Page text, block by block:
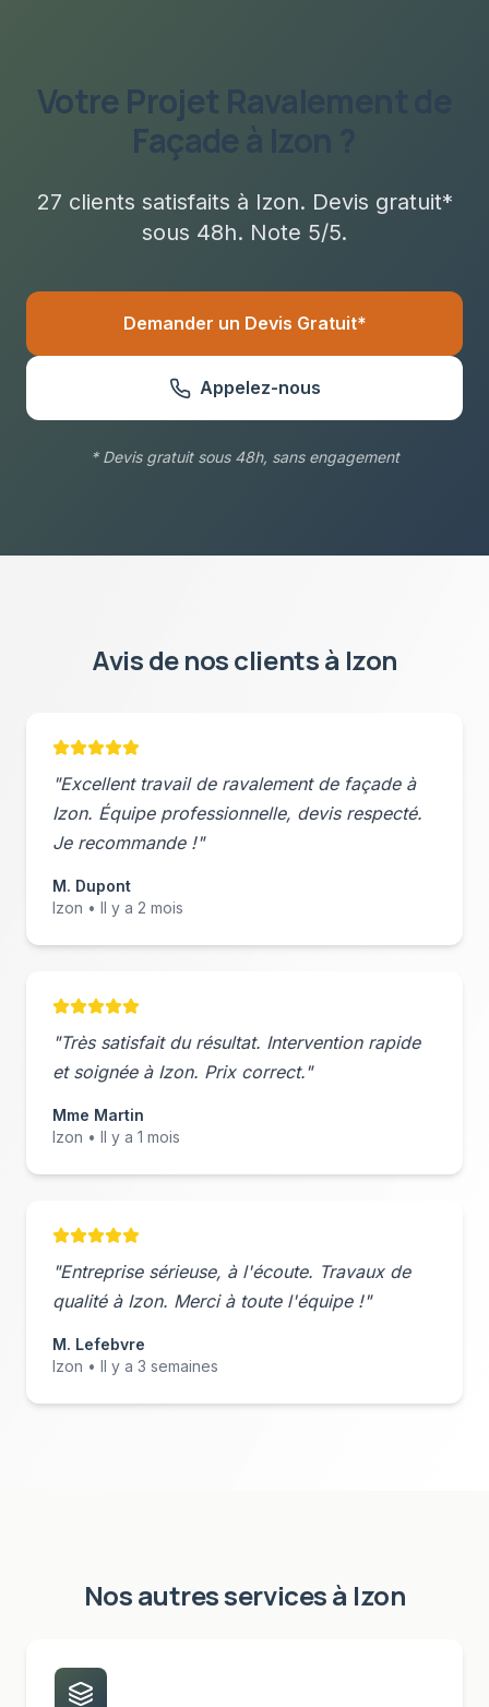
Votre Projet
Façade
27 clients satisfaits à Izon. Devis gratuit*
sous 48h. Note 5/5.
Demander un Devis Gratuit*
Appelez-nous
* Devis gratuit sous 48h, sans engagement
Avis de nos clients à Izon
"Excellent travail de ravalement de façadeà
Izon. Équipe professionnelle, devis respecté.
Je recommande !"
M. Dupont
Izon • Il y a 2 mois
"Très satisfait du résultat. Intervention rapide
et soignée à Izon. Prix correct."
Mme Martin
Izon • Il y a 1 mois
"Entreprise sérieuse, à l'écoute. Travaux de
qualité à Izon. Merci à toute l'équipe !"
M. Lefebvre
Izon • Il y a 3 semaines
Nos autres services à Izon